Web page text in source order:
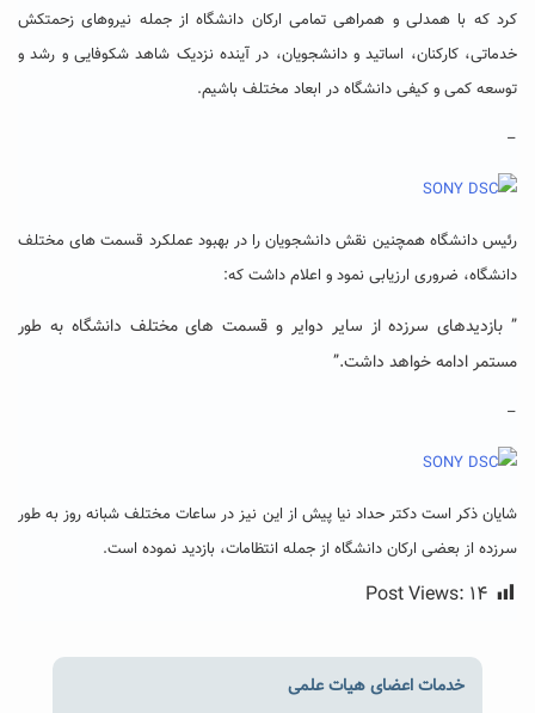
کرد که با همدلی و همراهی تمامی ارکان دانشگاه از جمله نیروهای زحمتکش
خدماتی، کارکنان، اساتید و دانشجویان، در آینده نزدیک شاهد شکوفایی و رشد و
توسعه کمی و کیفی دانشگاه در ابعاد مختلف باشیم.
–
رئیس دانشگاه همچنین نقش دانشجویان را در بهبود عملکرد قسمت های مختلف
دانشگاه، ضروری ارزیابی نمود و اعلام داشت که:
” بازدیدهای سرزده از سایر دوایر و قسمت های مختلف دانشگاه به طور
مستمر ادامه خواهد داشت.”
–
شایان ذکر است دکتر حداد نیا پیش از این نیز در ساعات مختلف شبانه روز به طور
سرزده از بعضی ارکان دانشگاه از جمله انتظامات، بازدید نموده است.
Post Views: ۱۴
خدمات اعضای هیات علمی